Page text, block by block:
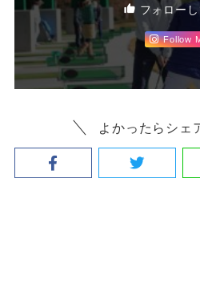
フォローし
Follow
よかったらシェ